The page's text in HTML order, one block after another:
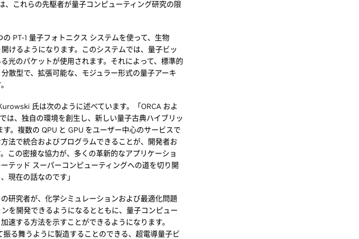
、これらの先駆者が量子コンピューティング研究の限
PT-1 量子フォトニクス システムを使って、生物
けるようになります。このシステムでは、量子ビッ
光のパケットが使用されます。それによって、標準的
散型で、拡張可能な、モジュラー形式の量子アーキ
氏は次のように述べています。「ORCA およ
は、独自の環境を創生し、新しい量子古典ハイブリッ
。複数の QPU と GPU をユーザー中心のサービスで
法で統合およびプログラムできることが、開発者お
この密接な協力が、多くの革新的なアプリケーショ
テッド スーパーコンピューティングへの道を切り開
現在の話なのです」
研究者が、化学シミュレーションおよび最適化問題
を開発できるようになるとともに、量子コンピュー
速する方法を示すことができるようになります。
る舞うように製造することのできる、超電導量子ビ